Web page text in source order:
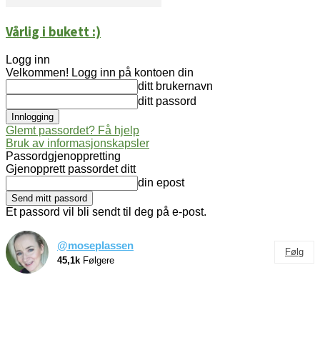
Vårlig i bukett :)
Logg inn
Velkommen! Logg inn på kontoen din
ditt brukernavn
ditt passord
Glemt passordet? Få hjelp
Bruk av informasjonskapsler
Passordgjenoppretting
Gjenopprett passordet ditt
din epost
Et passord vil bli sendt til deg på e-post.
@moseplassen
45,1k Følgere
Følg